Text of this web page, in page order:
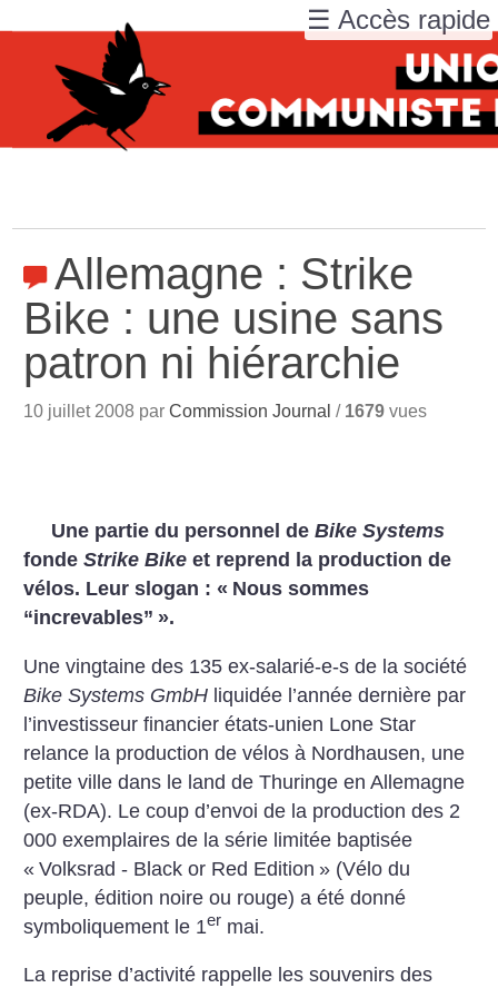
Allemagne : Strike
Bike : une usine sans
patron ni hiérarchie
10 juillet 2008 parCommission Journal / 1679 vues
Une partie du personnel de Bike Systems
fondeStrike Bike et reprend la production de
vélos. Leur slogan : « Nous sommes
“increvables” ».
Une vingtaine des 135 ex-salarié-e-s de la société
Bike Systems GmbH liquidée l’année dernière par
l’investisseur financier états-unien Lone Star
relance la production de vélos à Nordhausen, une
petite ville dans le land de Thuringe en Allemagne
(ex-RDA). Le coup d’envoi de la production des 2
000 exemplaires de la série limitée baptisée
« Volksrad - Black or Red Edition » (Vélo du
peuple, édition noire ou rouge) a été donné
symboliquement le 1er mai.
La reprise d’activité rappelle les souvenirs des
☰ Accès rapide